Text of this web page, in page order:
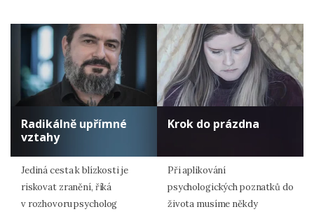
Radikálně upřímné
vztahy
Jediná cesta k blízkosti je
riskovat zranění, říká
v rozhovoru psycholog
Krok do prázdna
Při aplikování
psychologických poznatků do
života musíme někdy